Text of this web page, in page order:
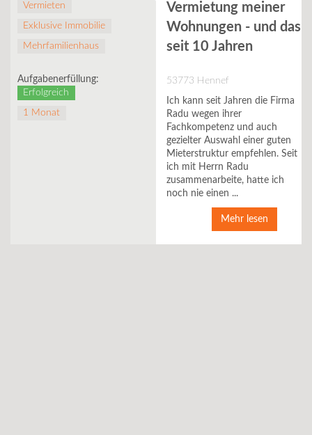
Vermieten
Exklusive Immobilie
Mehrfamilienhaus
Aufgabenerfüllung:
Erfolgreich
1 Monat
Vermietung meiner
Wohnungen - und das
seit 10 Jahren
53773 Hennef
Ich kann seit Jahren die Firma
Radu wegen ihrer
Fachkompetenz und auch
gezielter Auswahl einer guten
Mieterstruktur empfehlen. Seit
ich mit Herrn Radu
zusammenarbeite, hatte ich
noch nie einen ...
Mehr lesen